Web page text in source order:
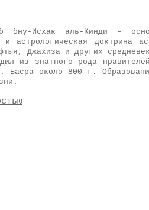
бну-Исхак аль-Кинди –
и астрологическая доктрина
Джахиза и других
из знатного рода
Басра около 800 г.